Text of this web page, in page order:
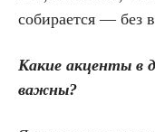
собирается — без
Какие акценты в
важны?